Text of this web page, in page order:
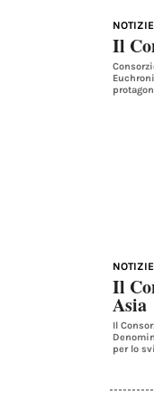
NOTIZIE
Il
NOTIZIE
Il
Asia
Il
per lo